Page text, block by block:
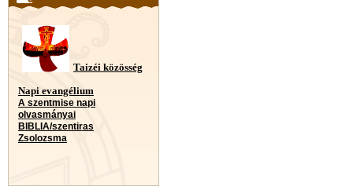
Taizéi közösség
Napi evangélium
A szentmise napi
olvasmányai
BIBLIA/szentiras
Zsolozsma